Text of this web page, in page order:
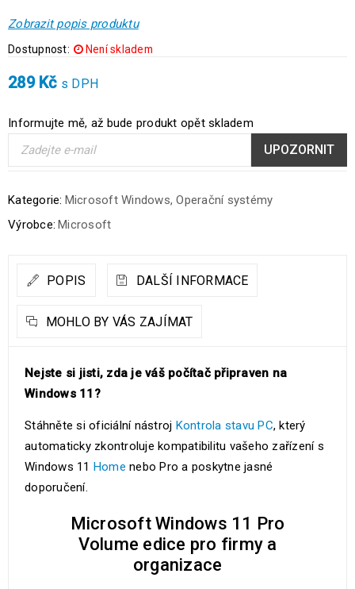
Zobrazit popis produktu
Dostupnost: Není skladem
289 Kč s DPH
Informujte mě, až bude produkt opět skladem
UPOZORNIT
Kategorie: Microsoft Windows,Operační systémy
Výrobce: Microsoft
POPIS DALŠÍ INFORMACE
MOHLO BY VÁS ZAJÍMAT
Nejste si jisti, zda je váš počítač připraven na
Windows 11?
Stáhněte si oficiální nástroj Kontrola stavu PC, který
automaticky zkontroluje kompatibilitu vašeho zařízení s
Windows 11 Home nebo Pro a poskytne jasné
doporučení.
Microsoft Windows 11 Pro
Volume edice pro firmy a
organizace